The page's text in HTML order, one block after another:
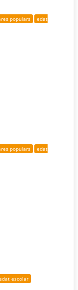
populars
edat
populars
edat
escolar